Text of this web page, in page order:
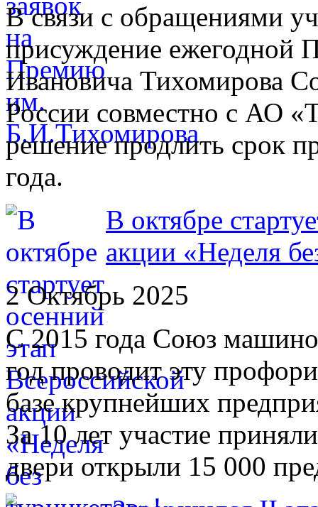
В связи с обращениями
присуждение ежегодной
Ивановича Тихомирова
России совместно с АО
решение продлить срок
года.
В октябре
акции «Неделя
2 Октябрь 2025
С 2015 года Союз
год проводит эту
базе крупнейших
За 10 лет участие
двери открыли 15 000